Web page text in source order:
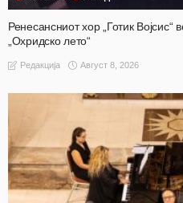
Ренесансниот хор „Готик
„Охридско лето“
Редакција Август 8, 2026